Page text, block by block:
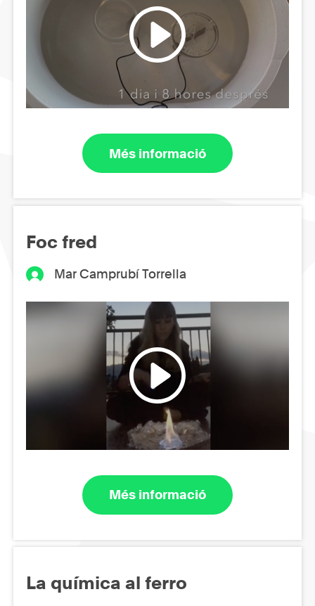
Més informació
Foc fred
Mar Camprubí Torrella
Més informació
La química al ferro